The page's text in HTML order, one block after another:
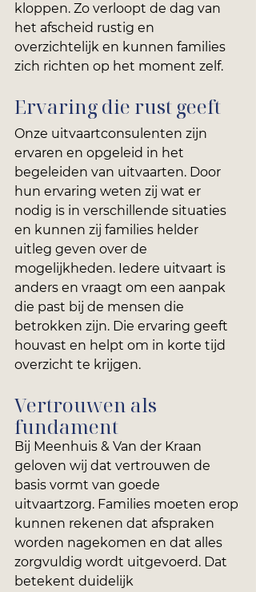
kloppen. Zo verloopt de dag van
het afscheid rustig en
overzichtelijk en kunnen families
zich richten op het moment zelf.
Ervaring die rust geeft
Onze uitvaartconsulenten zijn
ervaren en opgeleid in het
begeleiden van uitvaarten. Door
hun ervaring weten zij wat er
nodig is in verschillende situaties
en kunnen zij families helder
uitleg geven over de
mogelijkheden. Iedere uitvaart is
anders en vraagt om een aanpak
die past bij de mensen die
betrokken zijn. Die ervaring geeft
houvast en helpt om in korte tijd
overzicht te krijgen.
Vertrouwen als
fundament
Bij Meenhuis & Van der Kraan
geloven wij dat vertrouwen de
basis vormt van goede
uitvaartzorg. Families moeten erop
kunnen rekenen dat afspraken
worden nagekomen en dat alles
zorgvuldig wordt uitgevoerd. Dat
betekent duidelijk